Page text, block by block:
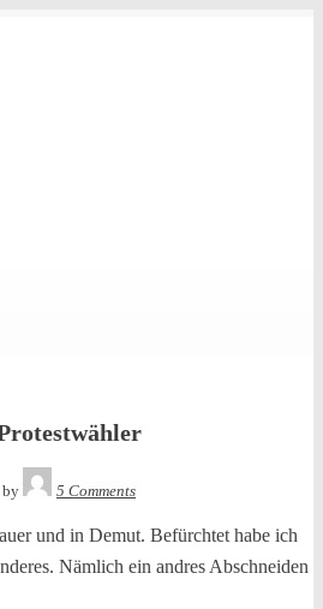
by
5 Comments
und in Demut. Befürchtet habe ich
Nämlich ein andres Abschneiden